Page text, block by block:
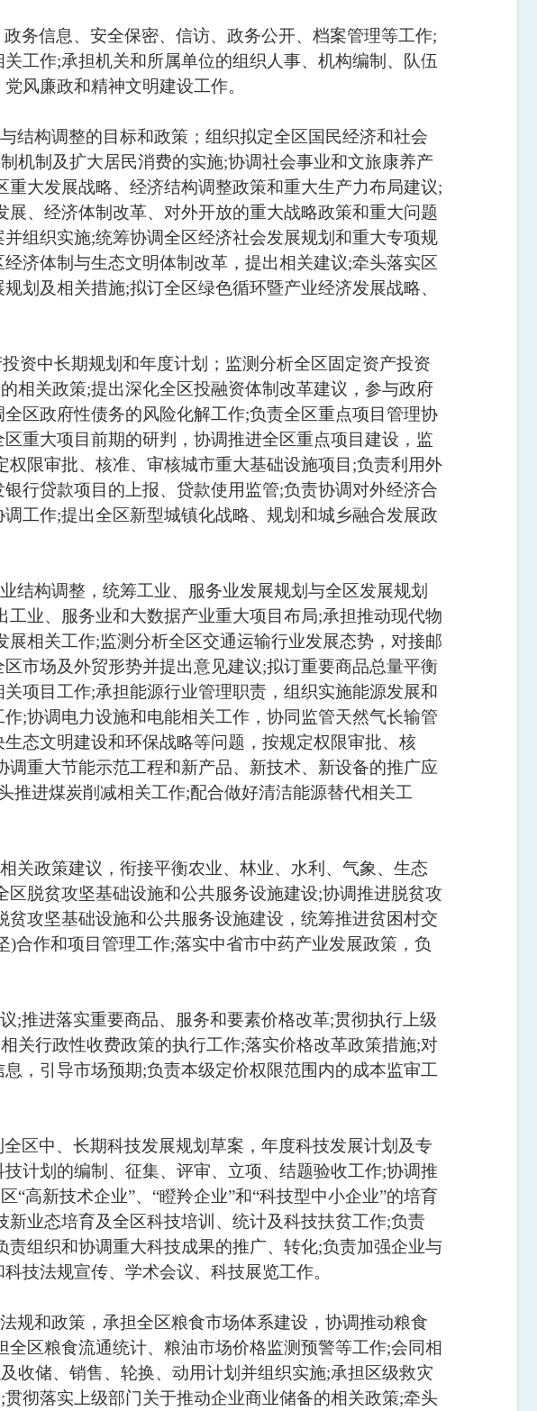
务信息、安全保密、信访、政务公开、档案管理等工作;
关工作;承担机关和所属单位的组织人事、机构编制、队伍
风廉政和精神文明建设工作。
结构调整的目标和政策；组织拟定全区国民经济和社会
机制及扩大居民消费的实施;协调社会事业和文旅康养产
重大发展战略、经济结构调整政策和重大生产力布局建议;
展、经济体制改革、对外开放的重大战略政策和重大问题
并组织实施;统筹协调全区经济社会发展规划和重大专项规
济体制与生态文明体制改革，提出相关建议;牵头落实区
划及相关措施;拟订全区绿色循环暨产业经济发展战略、
资中长期规划和年度计划；监测分析全区固定资产投资
相关政策;提出深化全区投融资体制改革建议，参与政府
全区政府性债务的风险化解工作;负责全区重点项目管理协
重大项目前期的研判，协调推进全区重点项目建设，监
权限审批、核准、审核城市重大基础设施项目 ;负责利用外
行贷款项目的上报、贷款使用监管;负责协调对外经济合
调工作;提出全区新型城镇化战略、规划和城乡融合发展政
结构调整，统筹工业、服务业发展规划与全区发展规划
工业、服务业和大数据产业重大项目布局;承担推动现代物
展相关工作;监测分析全区交通运输行业发展态势，对接邮
区市场及外贸形势并提出意见建议;拟订重要商品总量平衡
关项目工作;承担能源行业管理职责，组织实施能源发展和
作;协调电力设施和电能相关工作，协同监管天然气长输管
态文明建设和环保战略等问题，按规定权限审批、核
调重大节能示范工程和新产品、新技术、新设备的推广应
推进煤炭削减相关工作;配合做好清洁能源替代相关工
关政策建议，衔接平衡农业、林业、水利、气象、生态
区脱贫攻坚基础设施和公共服务设施建设;协调推进脱贫攻
贫攻坚基础设施和公共服务设施建设，统筹推进贫困村交
)合作和项目管理工作;落实中省市中药产业发展政策，负
;推进落实重要商品、服务和要素价格改革;贯彻执行上级
关行政性收费政策的执行工作;落实价格改革政策措施;对
，引导市场预期;负责本级定价权限范围内的成本监审工
全区中、长期科技发展规划草案，年度科技发展计划及专
计划的编制、征集、评审、立项、结题验收工作;协调推
“高新技术企业”、 “瞪羚企业”和“科技型中小企业”的培育
新业态培育及全区科技培训、统计及科技扶贫工作;负责
责组织和协调重大科技成果的推广、转化;负责加强企业与
技法规宣传、学术会议、科技展览工作。
规和政策，承担全区粮食市场体系建设，协调推动粮食
全区粮食流通统计、粮油市场价格监测预警等工作;会同相
收储、销售、轮换、动用计划并组织实施;承担区级救灾
;贯彻落实上级部门关于推动企业商业储备的相关政策;牵头